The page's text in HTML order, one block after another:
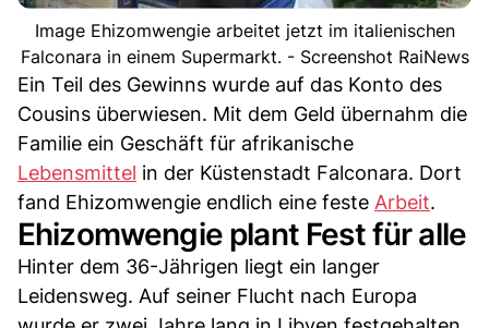
Image Ehizomwengie arbeitet jetzt im italienischen
Falconara in einem Supermarkt. - Screenshot RaiNews
Ein Teil des Gewinns wurde auf das Konto des
Cousins überwiesen. Mit dem Geld übernahm die
Familie ein Geschäft für afrikanische
Lebensmittel in der Küstenstadt Falconara. Dort
fand Ehizomwengie endlich eine feste Arbeit.
Ehizomwengie plant Fest für alle
Hinter dem 36-Jährigen liegt ein langer
Leidensweg. Auf seiner Flucht nach Europa